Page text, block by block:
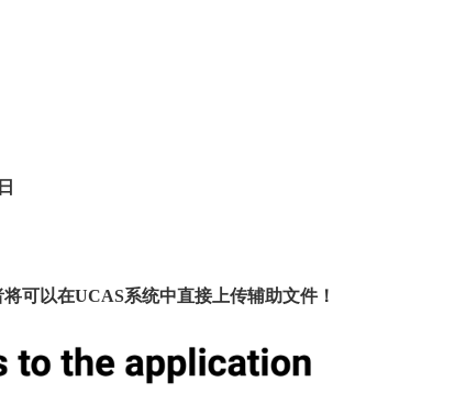
可以在UCAS系统中直接上传辅助文件！